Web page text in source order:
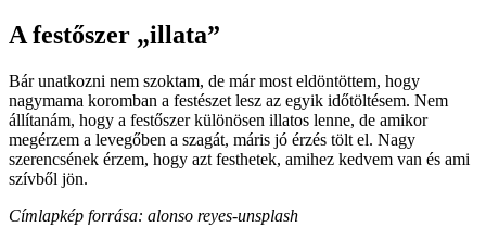
A festőszer „illata”
Bár unatkozni nem szoktam, de már most eldöntöttem, hogy
nagymama koromban a festészet lesz az egyik időtöltésem. Nem
állítanám, hogy a festőszer különösen illatos lenne, de amikor
megérzem a levegőben a szagát, máris jó érzés tölt el. Nagy
szerencsének érzem, hogy azt festhetek, amihez kedvem van és ami
szívből jön.
Címlapkép forrása: alonso reyes-unsplash